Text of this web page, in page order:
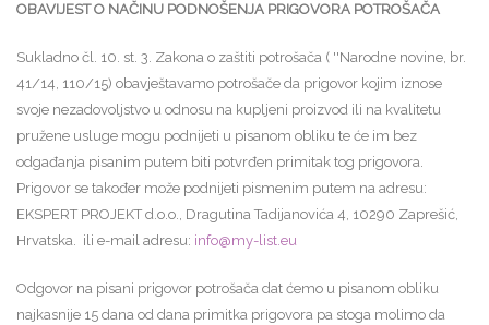
OBAVIJEST O NAČINU PODNOŠENJA PRIGOVORA POTROŠAČA
Sukladno čl. 10. st. 3. Zakona o zaštiti potrošača ( ''Narodne novine, br.
41/14, 110/15) obavještavamo potrošače da prigovor kojim iznose
svoje nezadovoljstvo u odnosu na kupljeni proizvod ili na kvalitetu
pružene usluge mogu podnijeti u pisanom obliku te će im bez
odgađanja pisanim putem biti potvrđen primitak tog prigovora.
Prigovor se također može podnijeti pismenim putem na adresu:
EKSPERT PROJEKT d.o.o., Dragutina Tadijanovića 4, 10290 Zaprešić,
Hrvatska. ili e-mail adresu: info@my-list.eu
Odgovor na pisani prigovor potrošača dat ćemo u pisanom obliku
najkasnije 15 dana od dana primitka prigovora pa stoga molimo da